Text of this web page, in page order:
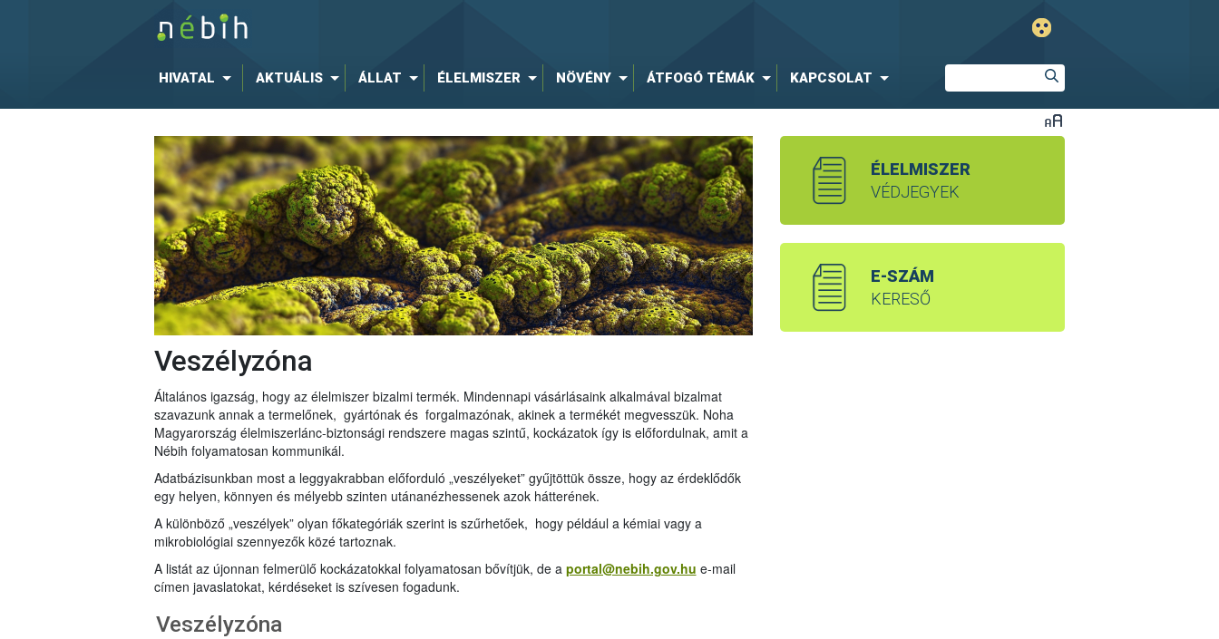
HIVATAL AKTUÁLIS ÁLLAT ÉLELMISZER NÖVÉNY ÁTFOGÓ TÉMÁK KAPCSOLAT
Veszélyzóna
Általános igazság, hogy az élelmiszer bizalmi termék. Mindennapi vásárlásaink alkalmával bizalmat
szavazunk annak a termelőnek, gyártónak és forgalmazónak, akinek a termékét megvesszük. Noha
Magyarország élelmiszerlánc-biztonsági rendszere magas szintű, kockázatok így is előfordulnak, amit a
Nébih folyamatosan kommunikál.
Adatbázisunkban most a leggyakrabban előforduló „veszélyeket” gyűjtöttük össze, hogy az érdeklődők
egy helyen, könnyen és mélyebb szinten utánanézhessenek azok hátterének.
A különböző „veszélyek” olyan főkategóriák szerint is szűrhetőek, hogy például a kémiai vagy a
mikrobiológiai szennyezők közé tartoznak.
A listát az újonnan felmerülő kockázatokkal folyamatosan bővítjük, de a portal@nebih.gov.hu e-mail
címen javaslatokat, kérdéseket is szívesen fogadunk.
ÉLELMISZER
VÉDJEGYEK
E-SZÁM
KERESŐ
Veszélyzóna